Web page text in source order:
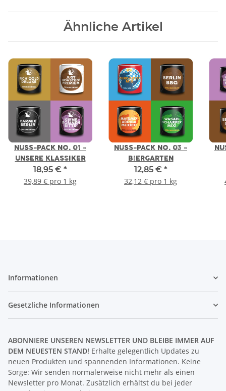
Ähnliche Artikel
NUSS-PACK NO. 01 -
UNSERE KLASSIKER
18,95 € *
39,89 € pro 1 kg
NUSS-PACK NO. 03 -
BIERGARTEN
12,85 € *
32,12 € pro 1 kg
Informationen
Gesetzliche Informationen
ABONNIERE UNSEREN NEWSLETTER UND BLEIBE IMMER AUF
DEM NEUESTEN STAND! Erhalte gelegentlich Updates zu
neuen Produkten und spannenden Informationen. Keine
Sorge: Wir senden normalerweise nicht mehr als einen
Newsletter pro Monat. Zusätzlich erhältst du bei jeder